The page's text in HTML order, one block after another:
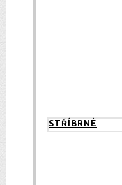
STŘÍBRNÉ